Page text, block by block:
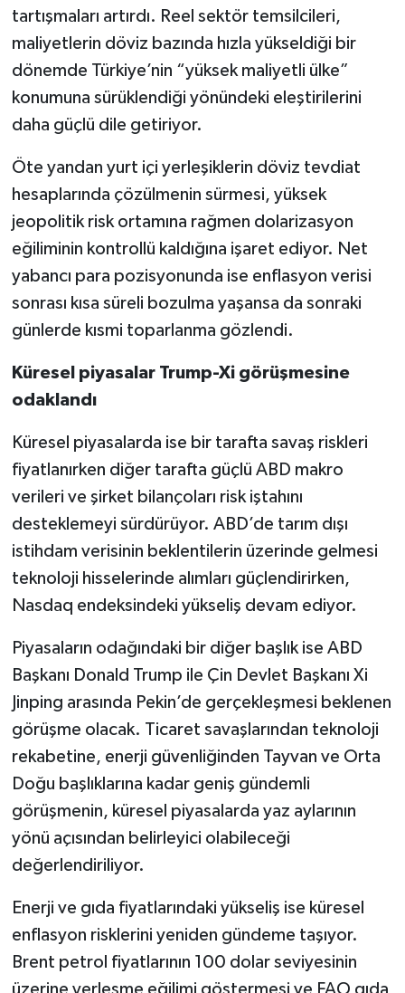
tartışmaları artırdı. Reel sektör temsilcileri,
maliyetlerin döviz bazında hızla yükseldiği bir
dönemde Türkiye’nin “yüksek maliyetli ülke”
konumuna sürüklendiği yönündeki eleştirilerini
daha güçlü dile getiriyor.
Öte yandan yurt içi yerleşiklerin döviz tevdiat
hesaplarında çözülmenin sürmesi, yüksek
jeopolitik risk ortamına rağmen dolarizasyon
eğiliminin kontrollü kaldığına işaret ediyor. Net
yabancı para pozisyonunda ise enflasyon verisi
sonrası kısa süreli bozulma yaşansa da sonraki
günlerde kısmi toparlanma gözlendi.
Küresel piyasalar Trump-Xi görüşmesine
odaklandı
Küresel piyasalarda ise bir tarafta savaş riskleri
fiyatlanırken diğer tarafta güçlü ABD makro
verileri ve şirket bilançoları risk iştahını
desteklemeyi sürdürüyor. ABD’de tarım dışı
istihdam verisinin beklentilerin üzerinde gelmesi
teknoloji hisselerinde alımları güçlendirirken,
Nasdaq endeksindeki yükseliş devam ediyor.
Piyasaların odağındaki bir diğer başlık ise ABD
Başkanı Donald Trump ile Çin Devlet Başkanı Xi
Jinping arasında Pekin’de gerçekleşmesi beklenen
görüşme olacak. Ticaret savaşlarından teknoloji
rekabetine, enerji güvenliğinden Tayvan ve Orta
Doğu başlıklarına kadar geniş gündemli
görüşmenin, küresel piyasalarda yaz aylarının
yönü açısından belirleyici olabileceği
değerlendiriliyor.
Enerji ve gıda fiyatlarındaki yükseliş ise küresel
enflasyon risklerini yeniden gündeme taşıyor.
Brent petrol fiyatlarının 100 dolar seviyesinin